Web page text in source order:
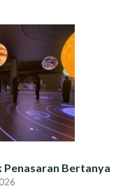
Penasaran Bertanya